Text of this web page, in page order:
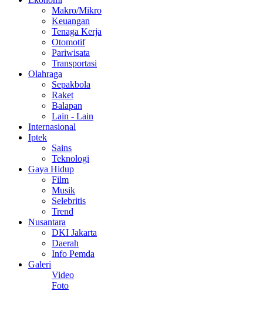
Makro/Mikro
Keuangan
Tenaga Kerja
Otomotif
Pariwisata
Transportasi
Olahraga
Sepakbola
Raket
Balapan
Lain - Lain
Internasional
Iptek
Sains
Teknologi
Gaya Hidup
Film
Musik
Selebritis
Trend
Nusantara
DKI Jakarta
Daerah
Info Pemda
Galeri
Video
Foto